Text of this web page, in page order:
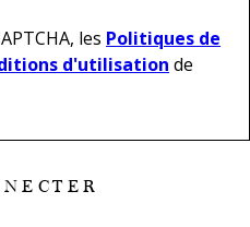
les Politiques de
d'utilisation de